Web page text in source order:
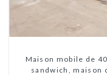
Maison mobile de
sandwich, maison